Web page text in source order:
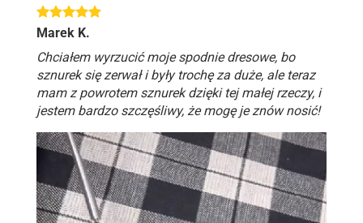
Marek K.
Chciałem wyrzucić moje spodnie dresowe, bo
sznurek się zerwał i były trochę za duże, ale teraz
mam z powrotem sznurek dzięki tej małej rzeczy, i
jestem bardzo szczęśliwy, że mogę je znów nosić!